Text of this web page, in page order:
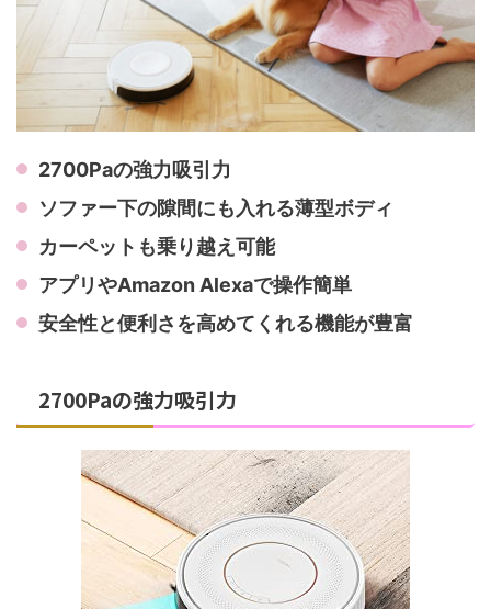
2700Paの強力吸引力
ソファー下の隙間にも入れる薄型ボディ
カーペットも乗り越え可能
アプリやAmazon Alexaで操作簡単
安全性と便利さを高めてくれる機能が豊富
2700Paの強力吸引力